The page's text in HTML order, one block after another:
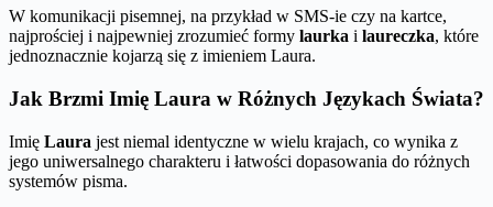
W komunikacji pisemnej, na przykład w SMS-ie czy na kartce,
najprościej i najpewniej zrozumieć formy laurka i laureczka, które
jednoznacznie kojarzą się z imieniem Laura.
Jak Brzmi Imię Laura w Różnych Językach Świata?
Imię Laura jest niemal identyczne w wielu krajach, co wynika z
jego uniwersalnego charakteru i łatwości dopasowania do różnych
systemów pisma.